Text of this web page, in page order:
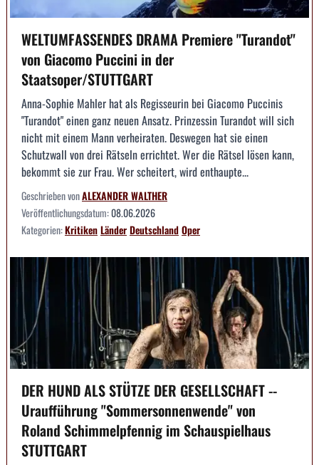
WELTUMFASSENDES DRAMA Premiere "Turandot"
von Giacomo Puccini in der
Staatsoper/STUTTGART
Anna-Sophie Mahler hat als Regisseurin bei Giacomo Puccinis
"Turandot" einen ganz neuen Ansatz. Prinzessin Turandot will sich
nicht mit einem Mann verheiraten. Deswegen hat sie einen
Schutzwall von drei Rätseln errichtet. Wer die Rätsel lösen kann,
bekommt sie zur Frau. Wer scheitert, wird enthaupte...
Geschrieben vonALEXANDER WALTHER
Veröffentlichungsdatum:08.06.2026
Kategorien:KritikenLänderDeutschlandOper
DER HUND ALS STÜTZE DER GESELLSCHAFT --
Uraufführung "Sommersonnenwende" von
Roland Schimmelpfennig im Schauspielhaus
STUTTGART